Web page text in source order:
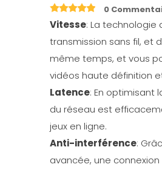
0
Vitesse: La technologie
transmission sans fil, et
même temps, et vous
vidéos haute définition
Latence: En optimisant
du réseau est
jeux en ligne.
Anti-interférence:
avancée, une